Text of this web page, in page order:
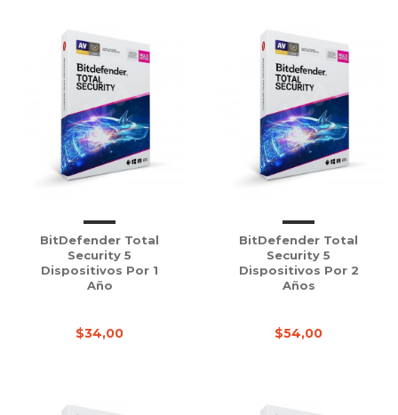
BitDefender Total
Security 5
Dispositivos Por 1
Año
$34,00
BitDefender Total
Security 5
Dispositivos Por 2
Años
$54,00